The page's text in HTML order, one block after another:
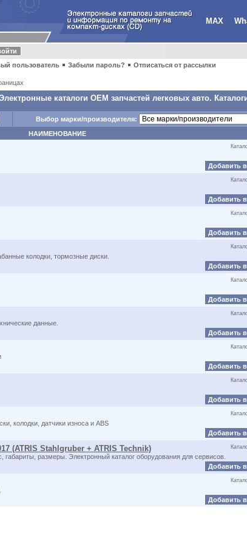
MAX
пользователь Забыли пароль? Отписаться от рассылки
каталоги OEM запчастей легковых авто.
Выбор марки/производителя:
НАИМЕНОВАНИЕ
Добавить
Добавить
Добавить
колодки, тормозные диски.
Добавить
Добавить
данные.
Добавить
Добавить
Добавить
колодки, датчики износа и ABS
Добавить
(ATRIS Stahlgruber + ATRIS Technik)
размеры. Электронный каталог оборудования для сервисов.
Добавить
Добавить